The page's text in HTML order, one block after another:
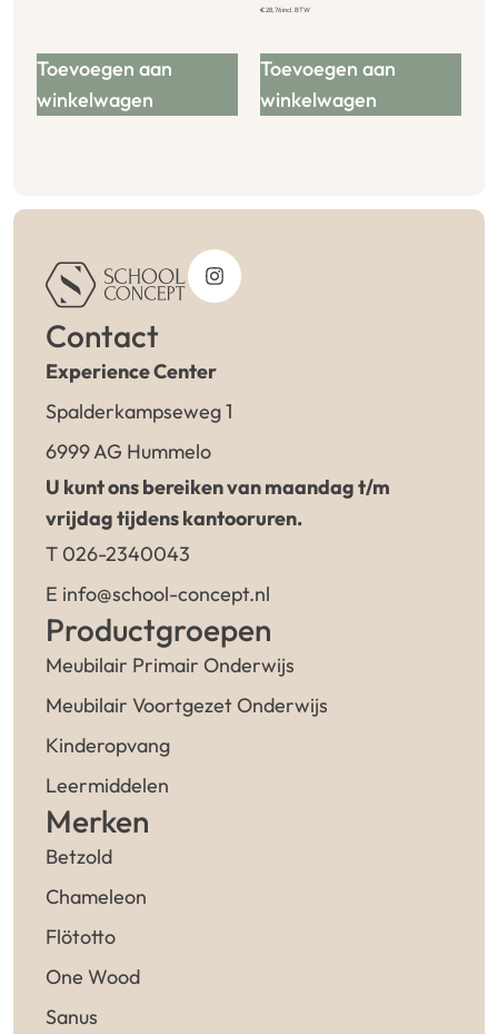
Toevoegen aan
winkelwagen
€28,76incl. BTW
Toevoegen aan
winkelwagen
Contact
Experience Center
Spalderkampseweg 1
6999 AG Hummelo
U kunt ons bereiken van maandag t/m
vrijdag tijdens kantooruren.
T 026-2340043
E info@school-concept.nl
Productgroepen
Meubilair Primair Onderwijs
Meubilair Voortgezet Onderwijs
Kinderopvang
Leermiddelen
Merken
Betzold
Chameleon
Flötotto
One Wood
Sanus